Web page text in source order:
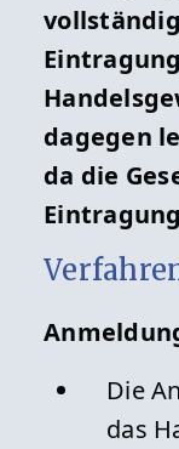
Webseite:
dagegen
da die
Die
das